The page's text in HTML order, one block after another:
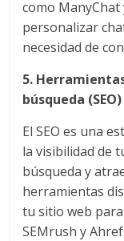
Empresas,
Negocios,
Tendencias,
Trendings,
Dinero,
Economía,
Diseño
Web,
Móviles,
Estrategias
Digitales,
Estrategias
como
personalizar
necesidad de
5.
búsqueda (SEO)
El SEO es una
la visibilidad de
búsqueda y
herramientas
tu sitio web
SEMrush y